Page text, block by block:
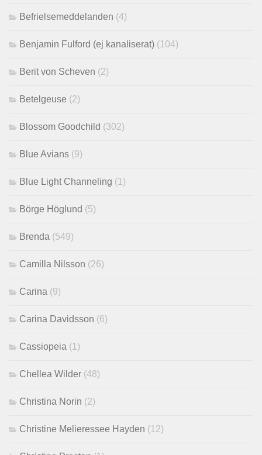
Befrielsemeddelanden (4)
Benjamin Fulford (ej kanaliserat) (104)
Berit von Scheven (2)
Betelgeuse (2)
Blossom Goodchild (302)
Blue Avians (9)
Blue Light Channeling (1)
Börge Höglund (5)
Brenda (549)
Camilla Nilsson (26)
Carina (9)
Carina Davidsson (6)
Cassiopeia (1)
Chellea Wilder (48)
Christina Norin (2)
Christine Melieressee Hayden (12)